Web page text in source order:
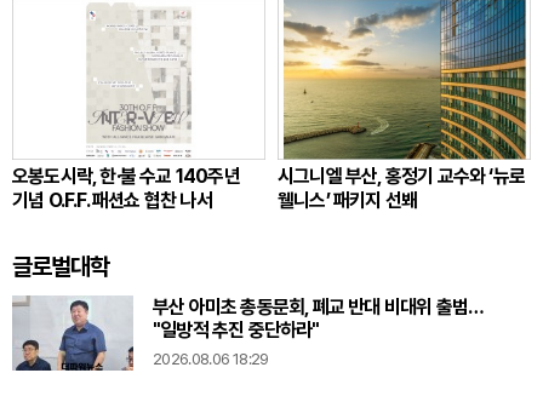
오봉도시락, 한·불 수교 140주년
기념 O.F.F. 패션쇼 협찬 나서
시그니엘 부산, 홍정기 교수와 ‘뉴로
웰니스’ 패키지 선봬
글로벌대학
부산 아미초 총동문회, 폐교 반대 비대위 출범…
"일방적 추진 중단하라"
2026.08.06 18:29